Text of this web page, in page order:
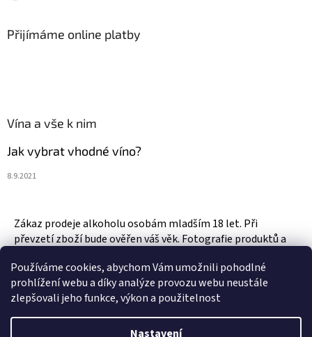
Používáme cookies, abychom Vám umožnili pohodlné
prohlížení webu a díky analýze provozu webu neustále
zlepšovali jeho funkce, výkon a použitelnost
Nastavení
Přijímáme online platby
Vína a vše k nim
Jak vybrat vhodné víno?
8.9.2021
Zákaz prodeje alkoholu osobám mladším 18 let. Při
převzetí zboží bude ověřen váš věk. Fotografie produktů a